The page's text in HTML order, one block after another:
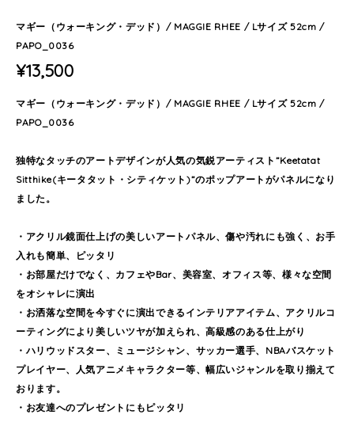
マギー（ウォーキング・デッド）/ MAGGIE RHEE / Lサイズ 52cm /
PAPO_0036
¥13,500
マギー（ウォーキング・デッド）/ MAGGIE RHEE / Lサイズ 52cm /
PAPO_0036
独特なタッチのアートデザインが人気の気鋭アーティスト”Keetatat
Sitthike(キータタット・シティケット)”のポップアートがパネルになり
ました。
・アクリル鏡面仕上げの美しいアートパネル、傷や汚れにも強く、お手
入れも簡単、ピッタリ
・お部屋だけでなく、カフェやBar、美容室、オフィス等、様々な空間
をオシャレに演出
・お洒落な空間を今すぐに演出できるインテリアアイテム、アクリルコ
ーティングにより美しいツヤが加えられ、高級感のある仕上がり
・ハリウッドスター、ミュージシャン、サッカー選手、NBAバスケット
プレイヤー、人気アニメキャラクター等、幅広いジャンルを取り揃えて
おります。
・お友達へのプレゼントにもピッタリ